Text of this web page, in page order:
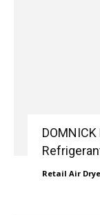
DOMNICK
Retail Air